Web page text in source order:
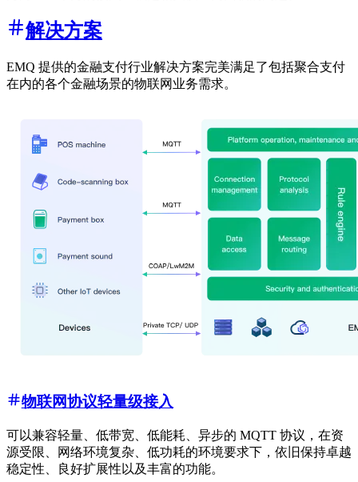
解决方案
EMQ 提供的金融支付行业解决方案完美满足了包括聚合支付
在内的各个金融场景的物联网业务需求。
物联网协议轻量级接入
可以兼容轻量、低带宽、低能耗、异步的 MQTT 协议，在资
源受限、网络环境复杂、低功耗的环境要求下，依旧保持卓越
稳定性、良好扩展性以及丰富的功能。